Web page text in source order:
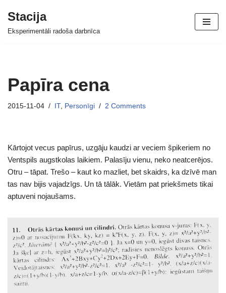
Skip
Stacija
Eksperimentāli radoša darbnīca
Papīra cena
2015-11-04 IT, Personīgi 2 Comments
Kārtojot vecus papīrus, uzgāju kaudzi ar veciem špikeriem no
Ventspils augstkolas laikiem. Palasīju vienu, neko neatcerējos.
Otru – tāpat. Trešo – kaut ko mazliet, bet skaidrs, ka dzīvē man
tas nav bijis vajadzīgs. Un tā tālāk. Vietām pat priekšmets tikai
aptuveni nojaušams.